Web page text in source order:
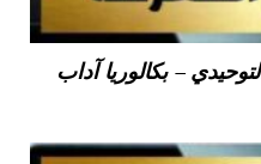
– بكالوريا آداب